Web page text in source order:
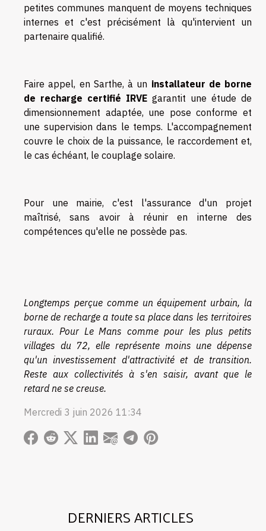
DERNIERS ARTICLES
petites communes manquent de moyens techniques
internes et c'est précisément là qu'intervient un
partenaire qualifié.
Faire appel, en Sarthe, à un installateur de borne
de recharge certifié IRVE garantit une étude de
dimensionnement adaptée, une pose conforme et
une supervision dans le temps. L'accompagnement
couvre le choix de la puissance, le raccordement et,
le cas échéant, le couplage solaire.
Pour une mairie, c'est l'assurance d'un projet
maîtrisé, sans avoir à réunir en interne des
compétences qu'elle ne possède pas.
Longtemps perçue comme un équipement urbain, la
borne de recharge a toute sa place dans les territoires
ruraux. Pour Le Mans comme pour les plus petits
villages du 72, elle représente moins une dépense
qu'un investissement d'attractivité et de transition.
Reste aux collectivités à s'en saisir, avant que le
retard ne se creuse.
Mercredi 3 juin 2026 11:34